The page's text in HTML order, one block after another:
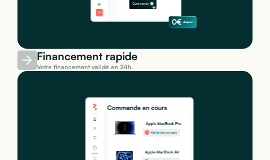
Financement rapide
Votre financement validé en 24h.